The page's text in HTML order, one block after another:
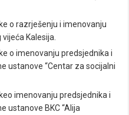
o razrješenju i imenovanju
Kalesija.
o imenovanju predsjednika i
ustanove “Centar za socijalni
imenovanju predsjednika i
ustanove BKC “Alija